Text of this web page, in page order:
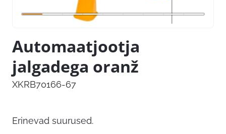
Automaatjootja
jalgadega oranž
XKRB70166-67
Erinevad suurused.